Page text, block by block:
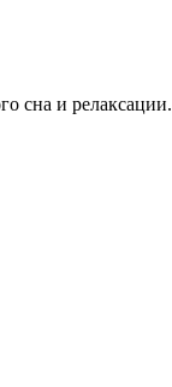
сна и релаксации.